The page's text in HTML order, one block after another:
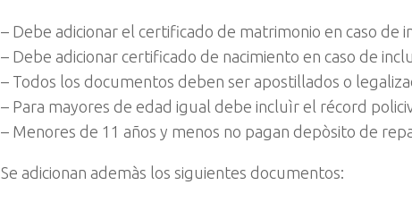
– Debe adicionar el certificado de matrimonio en caso de
– Debe adicionar certificado de nacimiento en caso de
– Todos los documentos deben ser apostillados o
– Para mayores de edad igual debe incluìr el récord
– Menores de 11 años y menos no pagan depòsito de
Se adicionan ademàs los siguientes documentos: